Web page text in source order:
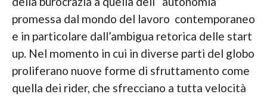
promessa dal mondo del lavoro contemporaneo
e in particolare dall’ambigua retorica delle start
up. Nel momento in cui in diverse parti del globo
proliferano nuove forme di sfruttamento come
quella dei rider, che sfrecciano a tutta velocità